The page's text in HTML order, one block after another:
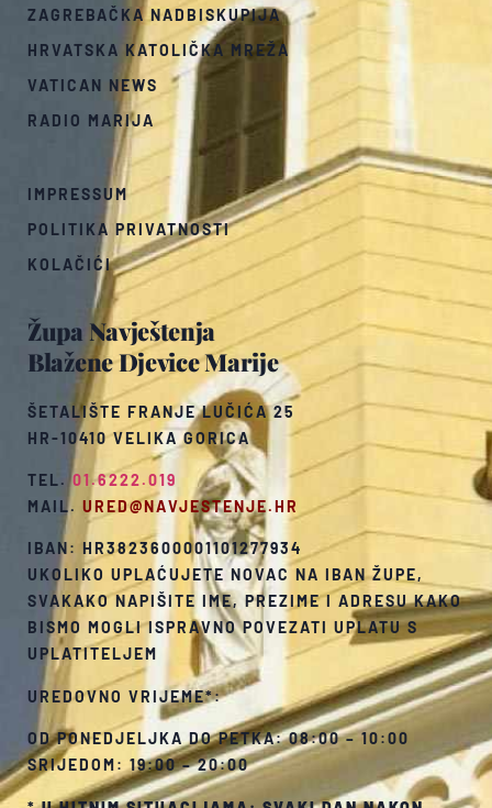
Župa Navještenja
Blažene Djevice Marije
ŠETALIŠTE FRANJE LUČIĆA 25
HR-10410 VELIKA GORICA
TEL.01.6222.019
MAIL. URED@NAVJESTENJE.HR
IBAN: HR3823600001101277934
UKOLIKO UPLAĆUJETE NOVAC NA IBAN ŽUPE,
SVAKAKO NAPIŠITE IME, PREZIME I ADRESU KAKO
BISMO MOGLI ISPRAVNO POVEZATI UPLATU S
UPLATITELJEM
UREDOVNO VRIJEME*:
OD PONEDJELJKA DO PETKA: 08:00 – 10:00
SRIJEDOM: 19:00 – 20:00
ZAGREBAČKA NADBISKUPIJA
HRVATSKA KATOLIČKA MREŽA
VATICAN NEWS
RADIO MARIJA
IMPRESSUM
POLITIKA PRIVATNOSTI
KOLAČIĆI